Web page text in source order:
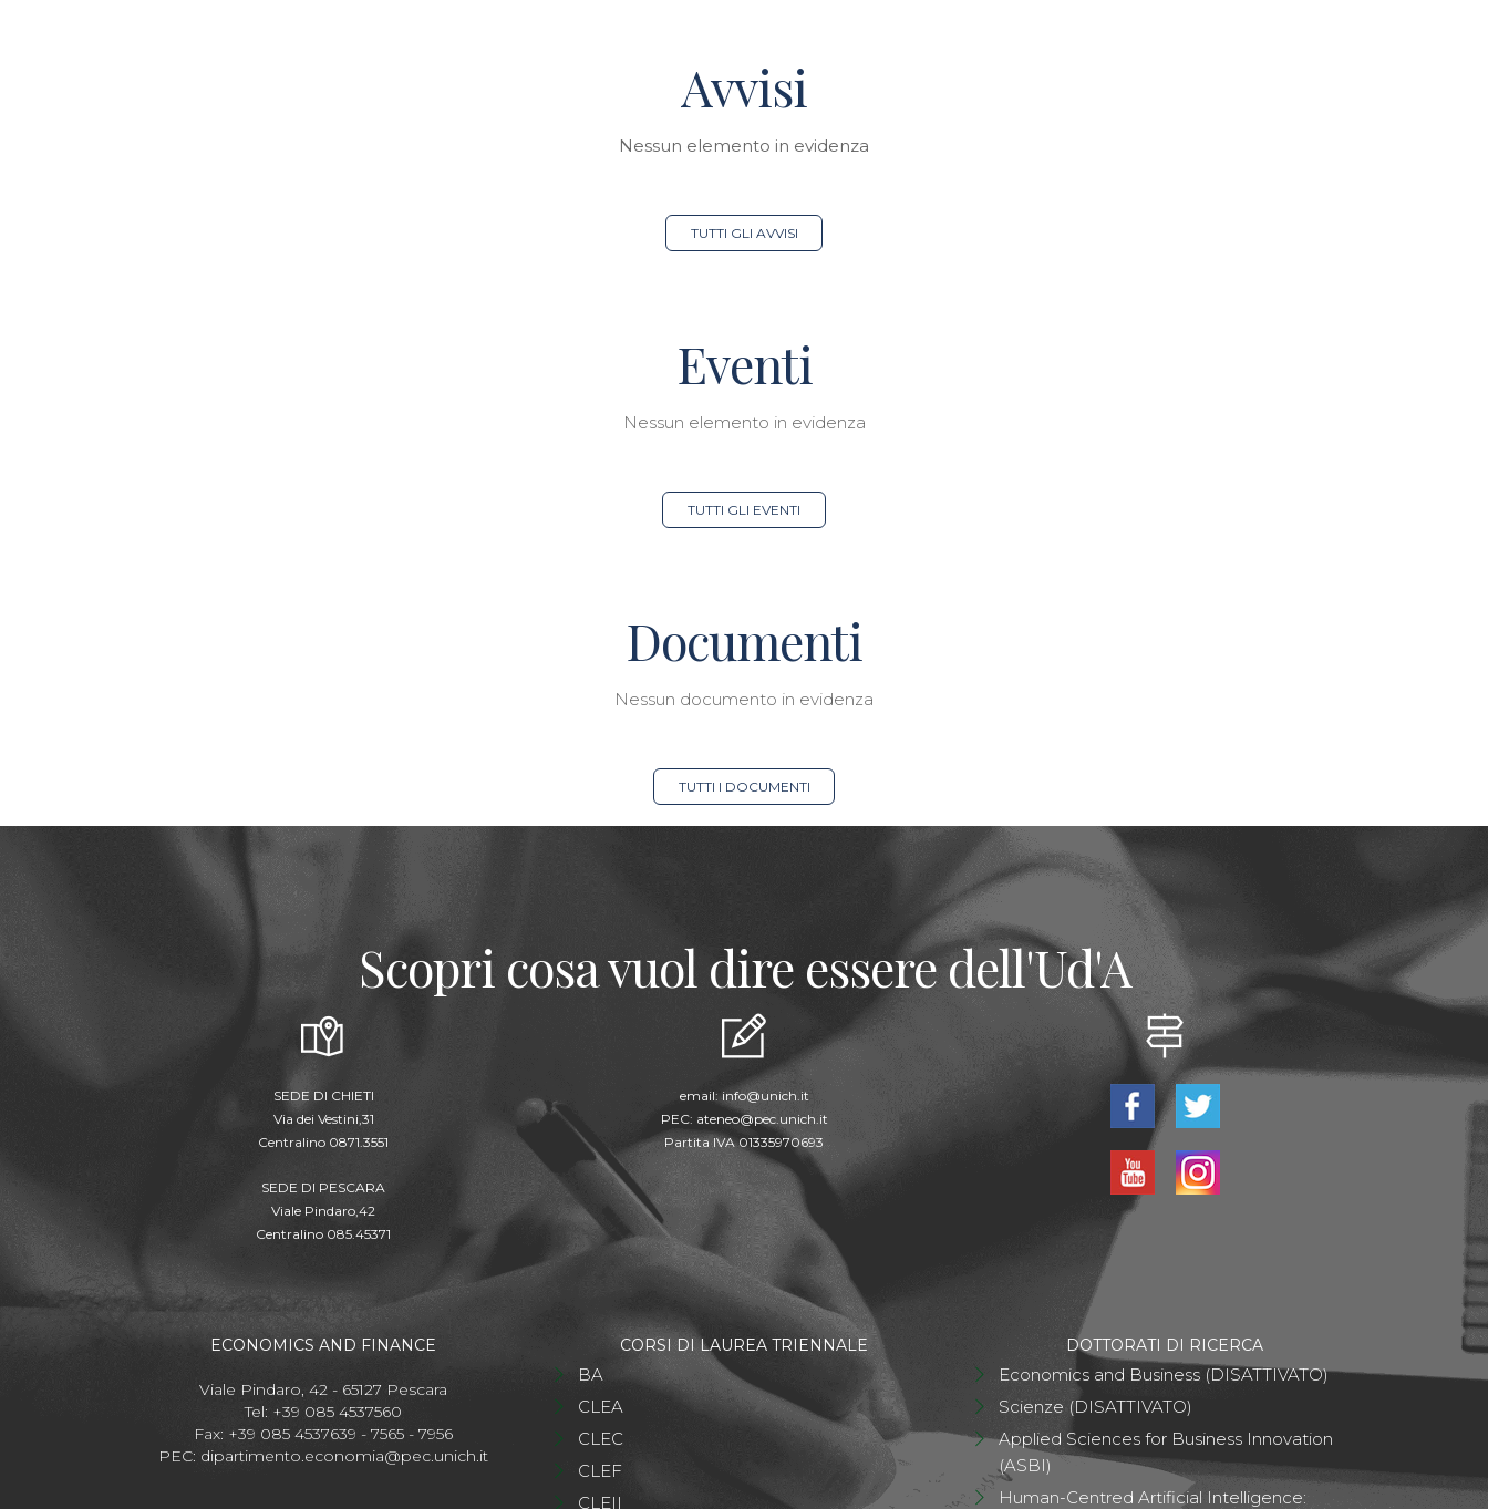
Avvisi
Nessun elemento in evidenza
TUTTI GLI AVVISI
Eventi
Nessun elemento in evidenza
TUTTI GLI EVENTI
Documenti
Nessun documento in evidenza
TUTTI I DOCUMENTI
Scopri cosa vuol dire essere dell'Ud'A
SEDE DI CHIETI
Via dei Vestini,31
Centralino 0871.3551
SEDE DI PESCARA
Viale Pindaro,42
Centralino 085.45371
email:info@unich.it
PEC: ateneo@pec.unich.it
Partita IVA 01335970693
ECONOMICS AND FINANCE
Viale Pindaro, 42 - 65127 Pescara
Tel: +39 085 4537560
Fax: +39 085 4537639 - 7565 - 7956
PEC: dipartimento.economia@pec.unich.it
CORSI DI LAUREA TRIENNALE
BA
CLEA
CLEC
CLEF
CLEII
DOTTORATI DI RICERCA
Economics and Business (DISATTIVATO)
Scienze (DISATTIVATO)
Applied Sciences for Business Innovation
(ASBI)
Human-Centred Artificial Intelligence: